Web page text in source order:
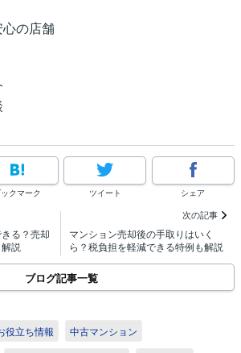
心の店舗
クマーク ツイート シェア
る？売却
説
次の記事
マンション売却後の手取りはいく
ら？税負担を軽減できる特例も解説
ブログ記事一覧
役立ち情報 中古マンション